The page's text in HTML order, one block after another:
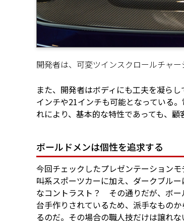
開発者は、可変ツインスクロールチャ
また、開発者はボディにも工夫を凝ら
インチや21インチも可能となっている
れにより、基本的な特性であっても、顧
ボールドメンは個性を追求する
今回チェックしたプレゼンテーション
叫系スポーツカーに加え、ダークブル
なコントラスト？ その通りだが、ボー
台手作りされているため、派手なもの
るのだ。その場合の職人技だけは譲れな